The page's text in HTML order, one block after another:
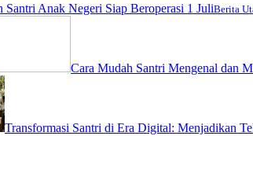
Anak Negeri Siap Beroperasi 1 JuliBerita
Cara Mudah Santri Mengenal dan
Transformasi Santri di Era Digital: Menjadikan